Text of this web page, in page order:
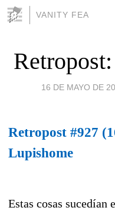
VANITY FEA
16 DE MAYO DE
Retropost #927
Lupishome
Estas cosas sucedían